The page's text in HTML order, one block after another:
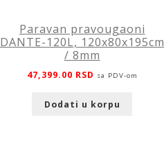
Paravan pravougaoni
DANTE-120L, 120x80x195cm
/ 8mm
47,399.00 RSD sa PDV-om
Dodati u korpu